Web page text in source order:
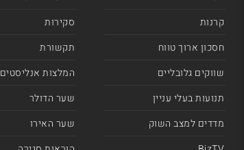
קרנות
חסכון ארוך טווח
שווקים גלובליים
תנועות בעלי עניין
מדדים למצב השוק
סקירות
תקשורת
המלצות אנליסטים
שער הדולר
שער האירו